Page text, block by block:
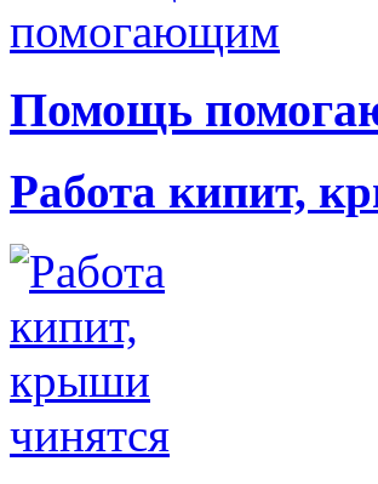
Помощь
Работа кипит,